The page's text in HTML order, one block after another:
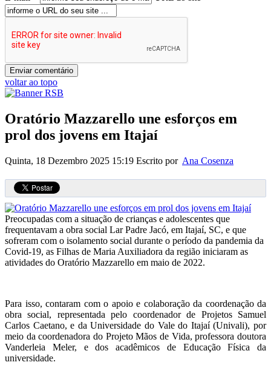
voltar ao topo
Oratório Mazzarello une esforços em
prol dos jovens em Itajaí
Quinta, 18 Dezembro 2025 15:19 Escrito por Ana Cosenza
Preocupadas com a situação de crianças e adolescentes que
frequentavam a obra social Lar Padre Jacó, em Itajaí, SC, e que
sofreram com o isolamento social durante o período da pandemia da
Covid-19, as Filhas de Maria Auxiliadora da região iniciaram as
atividades do Oratório Mazzarello em maio de 2022.
Para isso, contaram com o apoio e colaboração da coordenação da
obra social, representada pelo coordenador de Projetos Samuel
Carlos Caetano, e da Universidade do Vale do Itajaí (Univali), por
meio da coordenadora do Projeto Mãos de Vida, professora doutora
Vanderleia Meler, e dos acadêmicos de Educação Física da
universidade.